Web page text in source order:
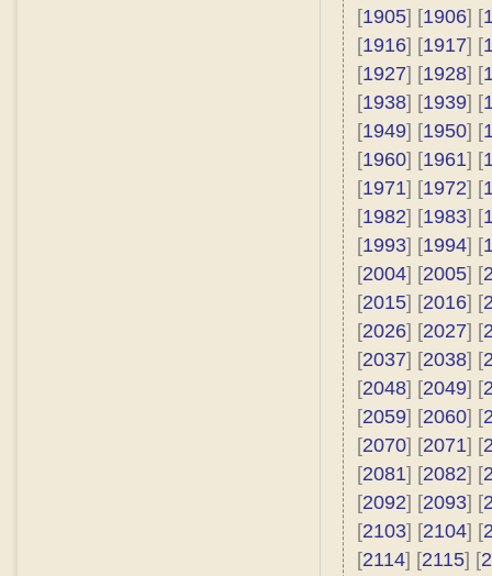
[1905] [1906] [
[1916] [1917] [
[1927] [1928] [
[1938] [1939] [
[1949] [1950] [
[1960] [1961] [
[1971] [1972] [
[1982] [1983] [
[1993] [1994] [
[2004] [2005] [
[2015] [2016] [
[2026] [2027] [
[2037] [2038] [
[2048] [2049] [
[2059] [2060] [
[2070] [2071] [
[2081] [2082] [
[2092] [2093] [
[2103] [2104] [
[2114] [2115] [